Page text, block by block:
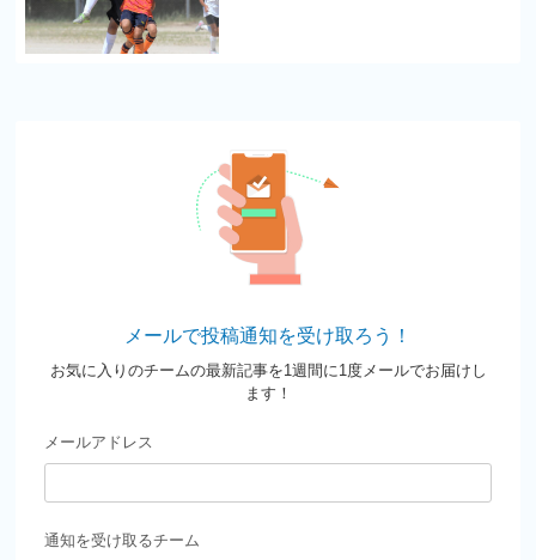
メールで投稿通知を受け取ろう！
お気に入りのチームの最新記事を1週間に1度メールでお届けし
ます！
メールアドレス
通知を受け取るチーム